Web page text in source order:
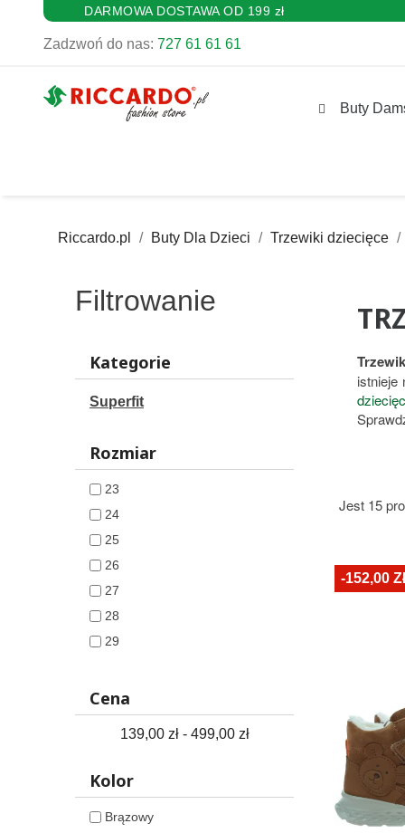
DARMOWA DOSTAWA OD 199 zł
Zadzwoń do nas: 727 61 61 61
Buty
Riccardo.pl Buty Dla Dzieci Trzewiki dziecięce
Filtrowanie
Kategorie
Superfit
Rozmiar
23
24
25
26
27
28
29
32
Cena
139,00 zł - 499,00 zł
Kolor
Brązowy
istnieje
Jest 15
-152,00